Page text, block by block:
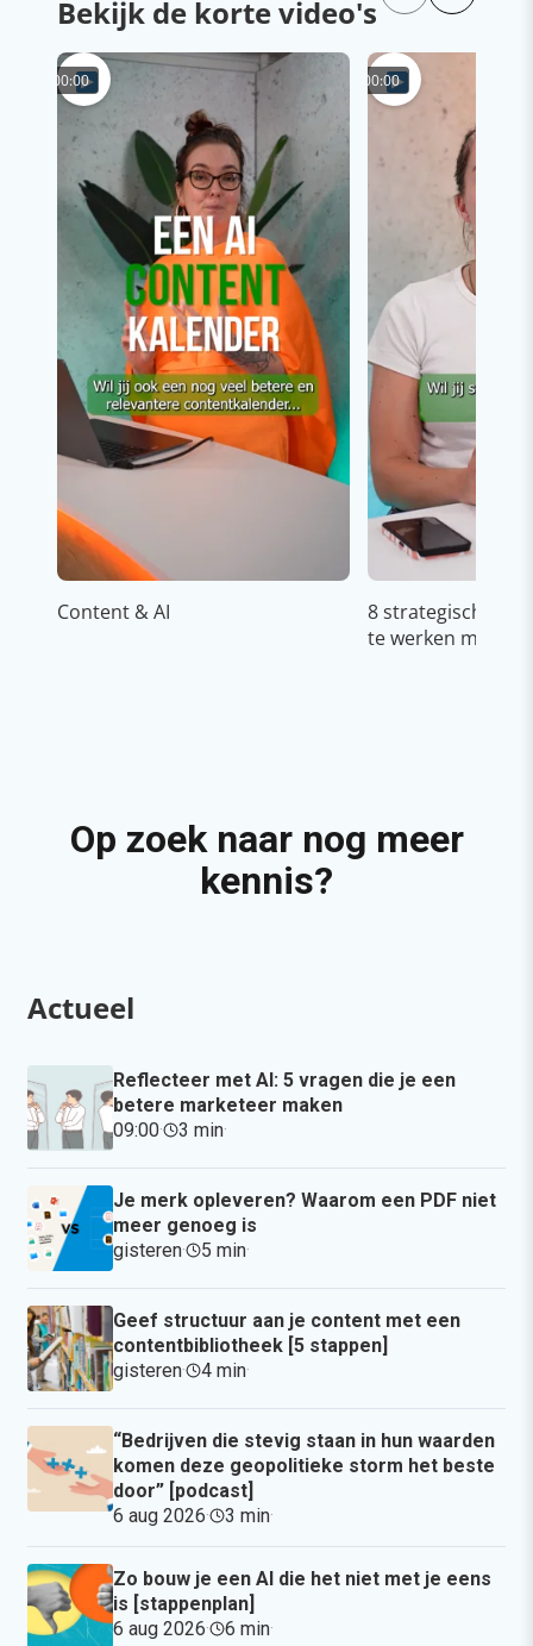
Bekijk de korte video's
00:00
Content & AI
00:00
8 strategische
te werken met
Op zoek naar nog meer
kennis?
Actueel
Reflecteer met AI: 5 vragen die je een
betere marketeer maken
09:00· 3 min·
Je merk opleveren? Waarom een PDF niet
meer genoeg is
gisteren· 5 min·
Geef structuur aan je content met een
contentbibliotheek [5 stappen]
gisteren· 4 min·
“Bedrijven die stevig staan in hun waarden
komen deze geopolitieke storm het beste
door” [podcast]
6 aug 2026· 3 min·
Zo bouw je een AI die het niet met je eens
is [stappenplan]
6 aug 2026· 6 min·